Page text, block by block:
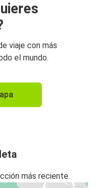
viaje con más
el mundo.
más reciente.